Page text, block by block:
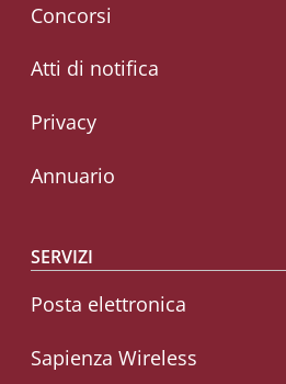
Concorsi
Atti di notifica
Privacy
Annuario
SERVIZI
Posta elettronica
Sapienza Wireless